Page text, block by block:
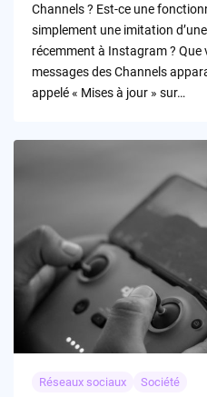
Channels ? Est-ce une
simplement une imitation
récemment à Instagram ? Que
messages des Channels
appelé « Mises à jour » sur…
Réseaux sociaux Société